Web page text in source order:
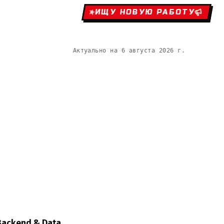
ИЩУ НОВУЮ РАБОТУ
Актуально на 6 августа 2026 г.